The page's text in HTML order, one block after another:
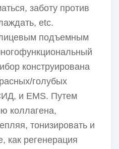
заботу против
etc.
подъемным
конструирована
голубых
и EMS. Путем
коллагена,
тонизировать и
как регенерация